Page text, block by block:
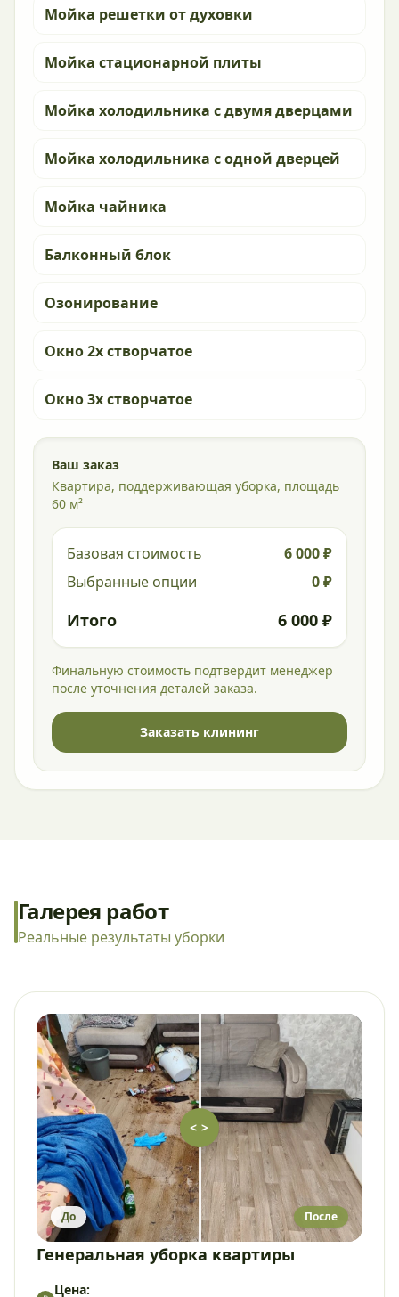
Мойка решетки от духовки
Мойка стационарной плиты
Мойка холодильника с двумя дверцами
Мойка холодильника с одной дверцей
Мойка чайника
Балконный блок
Озонирование
Окно 2х створчатое
Окно 3х створчатое
Ваш заказ
Квартира, поддерживающая уборка, площадь
60 м²
Базовая стоимость
6 000 ₽
Выбранные опции
0 ₽
Итого 6 000 ₽
Финальную стоимость подтвердит менеджер
после уточнения деталей заказа.
Заказать клининг
Галерея работ
Реальные результаты уборки
< >
До После
Генеральная уборка квартиры
Цена: